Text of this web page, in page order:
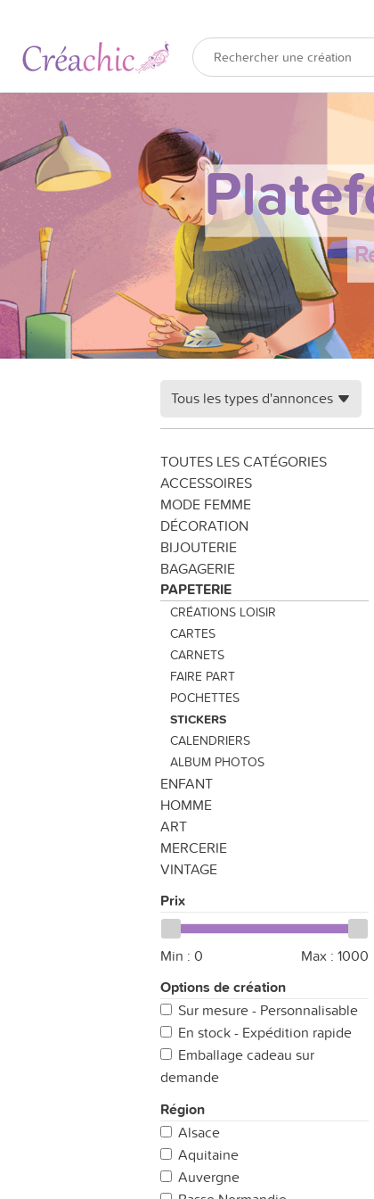
Tous les types d'annonces
TOUTES LES CATÉGORIES
ACCESSOIRES
MODE FEMME
DÉCORATION
BIJOUTERIE
BAGAGERIE
PAPETERIE
CRÉATIONS LOISIR
CARTES
CARNETS
FAIRE PART
POCHETTES
STICKERS
CALENDRIERS
ALBUM PHOTOS
ENFANT
HOMME
ART
MERCERIE
VINTAGE
Prix
Min : 0 Max : 1000
Options de création
Sur mesure - Personnalisable
En stock - Expédition rapide
Emballage cadeau sur
demande
Région
Alsace
Aquitaine
Auvergne